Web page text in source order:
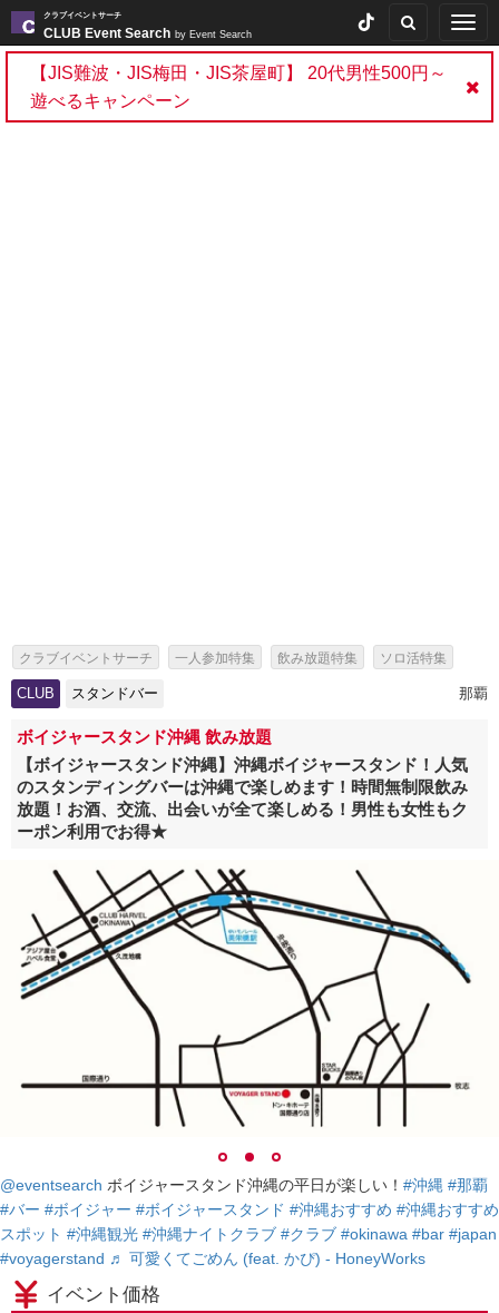
クラブイベントサーチ
CLUB Event Search by Event Search
【JIS難波・JIS梅田・JIS茶屋町】 20代男性500円～
遊べるキャンペーン
クラブイベントサーチ 一人参加特集 飲み放題特集 ソロ活特集
出会いイベント特集
CLUB スタンドバー 那覇
ボイジャースタンド沖縄 飲み放題
【ボイジャースタンド沖縄】沖縄ボイジャースタンド！人気
のスタンディングバーは沖縄で楽しめます！時間無制限飲み
放題！お酒、交流、出会いが全て楽しめる！男性も女性もク
ーポン利用でお得★
@eventsearch ボイジャースタンド沖縄の平日が楽しい！ #沖縄 #那覇
#バー #ボイジャー #ボイジャースタンド #沖縄おすすめ #沖縄おすすめ
スポット #沖縄観光 #沖縄ナイトクラブ #クラブ #okinawa #bar #japan
#voyagerstand ♬ 可愛くてごめん (feat. かぴ) - HoneyWorks
イベント価格